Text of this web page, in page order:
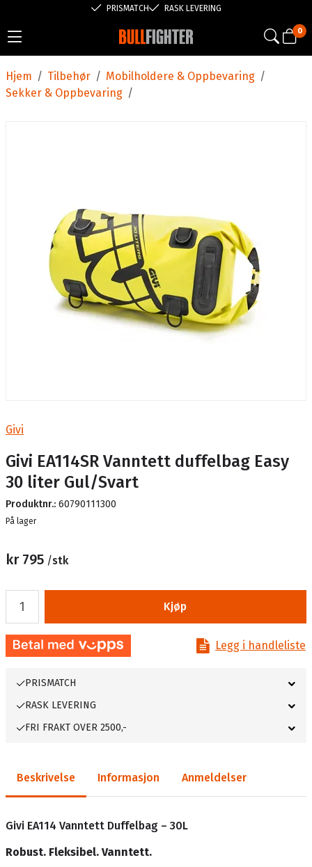
PRISMATCH RASK LEVERING
0
/
Hjem /
Tilbehør /
Mobilholdere & Oppbevaring
/
Sekker & Oppbevaring
Givi
Givi EA114SR Vanntett duffelbag Easy
30 liter Gul/Svart
Produktnr.: 60790111300
Lager
På lager
kr 795 /stk
Kjøp
Legg i handleliste
PRISMATCH
RASK LEVERING
FRI FRAKT OVER 2500,-
Beskrivelse Informasjon Anmeldelser
Givi EA114 Vanntett Duffelbag – 30L
Robust. Fleksibel. Vanntett.